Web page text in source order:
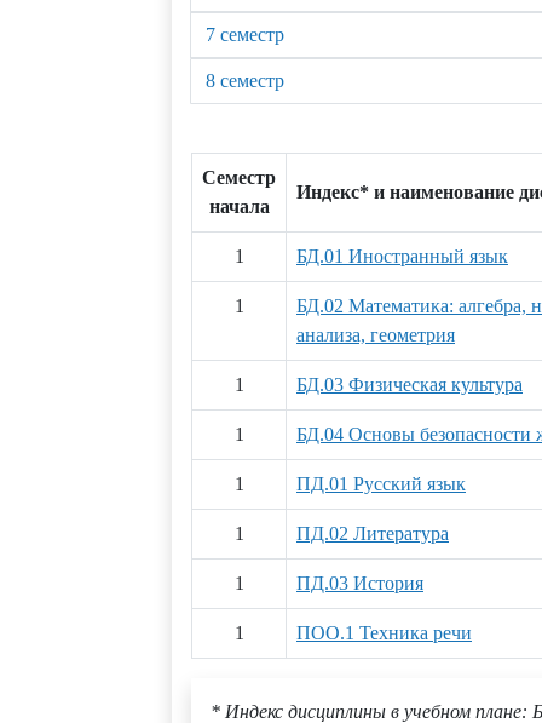
7 семестр
8 семестр
Семестр
начала
Индекс* и наименование
1 БД.01 Иностранный язык
1
БД.02 Математика: алгебра,
анализа, геометрия
1 БД.03 Физическая культура
1 БД.04 Основы безопасности
1 ПД.01 Русский язык
1 ПД.02 Литература
1 ПД.03 История
1 ПОО.1 Техника речи
* Индекс дисциплины в учебном плане: